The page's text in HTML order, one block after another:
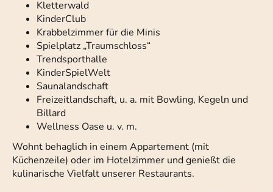
Kletterwald
KinderClub
Krabbelzimmer für die Minis
Spielplatz „Traumschloss“
Trendsporthalle
KinderSpielWelt
Saunalandschaft
Freizeitlandschaft, u. a. mit Bowling, Kegeln und
Billard
Wellness Oase u. v. m.
Wohnt behaglich in einem Appartement (mit
Küchenzeile) oder im Hotelzimmer und genießt die
kulinarische Vielfalt unserer Restaurants.